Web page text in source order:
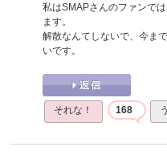
私はSMAPさんのファンで
ます。
解散なんてしないで、今ま
いです。
それな！ 168